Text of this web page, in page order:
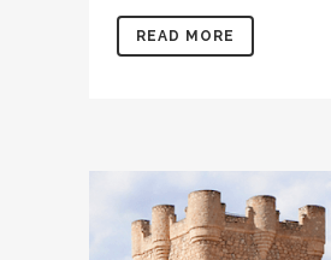
READ MORE